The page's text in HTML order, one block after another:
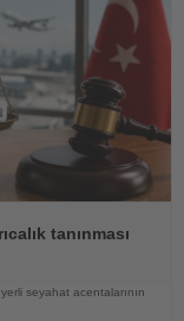
tanınması
seyahat acentalarının